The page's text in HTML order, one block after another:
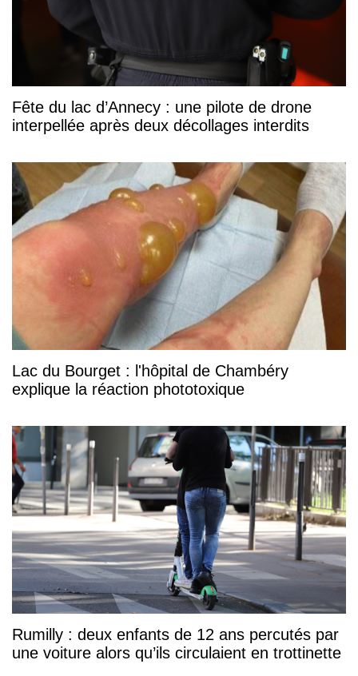
Fête du lac d’Annecy : une pilote de drone
interpellée après deux décollages interdits
Lac du Bourget : l'hôpital de Chambéry
explique la réaction phototoxique
Rumilly : deux enfants de 12 ans percutés par
une voiture alors qu’ils circulaient en trottinette